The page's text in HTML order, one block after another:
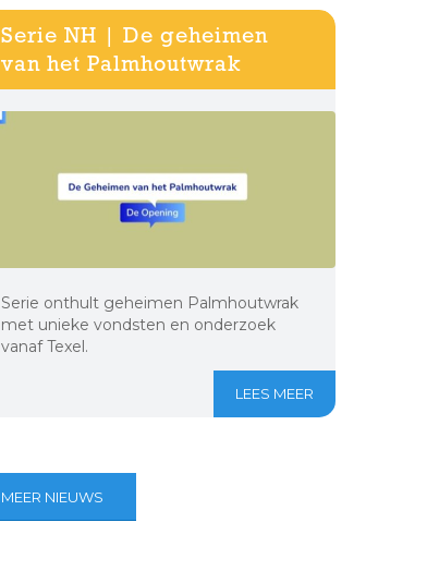
Serie NH | De geheimen
van het Palmhoutwrak
Serie onthult geheimen Palmhoutwrak
met unieke vondsten en onderzoek
vanaf Texel.
LEES MEER
MEER NIEUWS